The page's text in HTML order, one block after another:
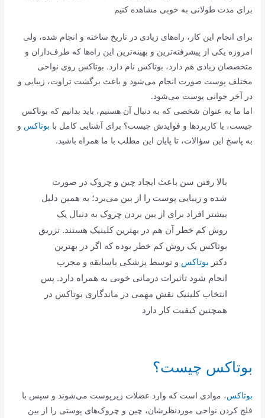
برای مدت طولانی به خوبی مشاهده کنیم
برای انجام این کار، راه‌های زیادی در تاریخ ساخته و انجام شده، ولی
امروزه یکی از پیشرفته‌ترین و بهینه‌ترین این راه‌ها که طرف‌داران و
متخصصان زیادی هم دارد، بوتاکس نام دارد. بوتاکس روی نواحی
مختلف پوست صورت انجام می‌شود و باعث برگشت تراوت، زیبایی و
در آخر جوانی پوست می‌شود.
اما ما به عنوان شخصی که به دنبال آن هستیم، باید بدانیم که بوتاکس
چیست، یا کاربردها و فوایدش چیست؟ برای آشنایی کامل با بوتاکس و
به پاسخ این سؤالات، تا پایان این مطلب با ما همراه باشید.
بالا رفتن سن باعث ایجاد چین ‌و ‌چروک در صورت
شده و زیبایی پوست را از بین می‌برد؛ به همین دلیل
بیشتر افراد برای از بین بردن چروک به دنبال یک
روش کم خطر آن هم در بهترین کلینیک هستند. تزریق
بوتاکس یک روش کم خطر بوده که اگر در بهترین
دکتر بوتاکس و توسط پزشکی باسابقه و مجرب
انجام شود تاثیرات درمانی خوبی به همراه دارد. پس
انتخاب کلینیک نقش مهمی در ماندگاری بوتاکس در
همچنین کیفیت کار دارد
بوتاکس چیست؟
بوتاکس، موادی است که وارد عضلات زیرپوست می‌شوند و سپس با
فلج کردن نواحی موردنظرشان، چین و چروک‌های پوستی را از بین